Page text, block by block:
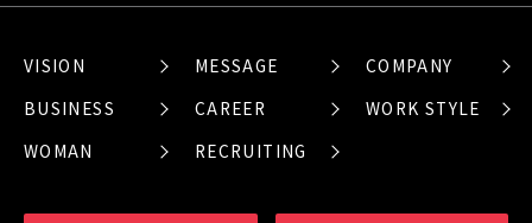
VISION MESSAGE
COMPANY
BUSINESS
CAREER
WORK STYLE
WOMAN
RECRUITING